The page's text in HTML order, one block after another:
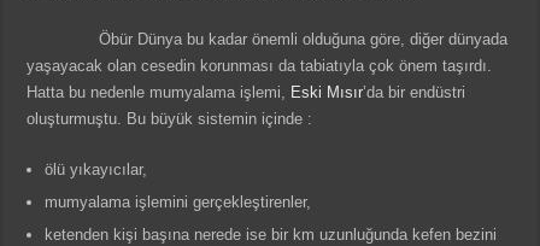
Öbür Dünya bu kadar önemli olduğuna göre, diğer dünyada
yaşayacak olan cesedin korunması da tabiatıyla çok önem taşırdı.
Hatta bu nedenle mumyalama işlemi, Eski Mısır’da bir endüstri
oluşturmuştu. Bu büyük sistemin içinde :
ölü yıkayıcılar,
mumyalama işlemini gerçekleştirenler,
ketenden kişi başına nerede ise bir km uzunluğunda kefen bezini